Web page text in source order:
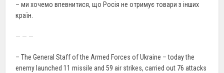
– ми хочемо впевнитися, що Росія не отримує товари з інших
країн.
— — —
– The General Staff of the Armed Forces of Ukraine – today the
enemy launched 11 missile and 59 air strikes, carried out 76 attacks